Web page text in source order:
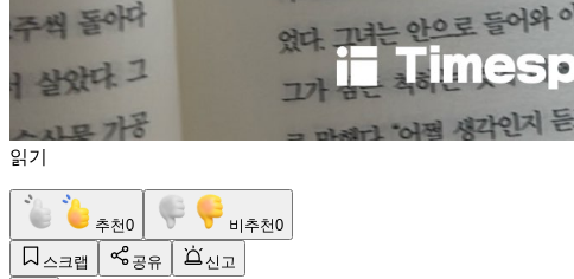
읽기
추천0 비추천0
스크랩 공유
신고